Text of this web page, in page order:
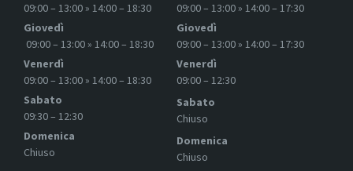
09:00 – 13:00 » 14:00 – 18:30
Giovedì
09:00 – 13:00 » 14:00 – 18:30
Venerdì
09:00 – 13:00 » 14:00 – 18:30
Sabato
09:30 – 12:30
Domenica
Chiuso
09:00 – 13:00 » 14:00 – 17:30
Giovedì
09:00 – 13:00 » 14:00 – 17:30
Venerdì
09:00 – 12:30
Sabato
Chiuso
Domenica
Chiuso